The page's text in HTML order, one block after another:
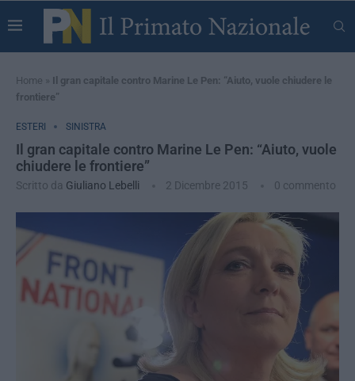
Home » Il gran capitale contro Marine Le Pen: “Aiuto, vuole chiudere le
frontiere”
ESTERI SINISTRA
Il gran capitale contro Marine Le Pen: “Aiuto, vuole
chiudere le frontiere”
Scritto da Giuliano Lebelli 2 Dicembre 2015 0 commento